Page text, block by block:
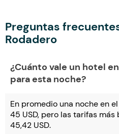
Preguntas
Rodadero
¿Cuánto vale un hotel
para esta noche?
En promedio una noche en
45 USD, pero las tarifas
45,42 USD.